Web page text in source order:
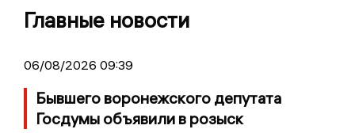
Главные новости
06/08/2026 09:39
Бывшего воронежского депутата
Госдумы объявили в розыск